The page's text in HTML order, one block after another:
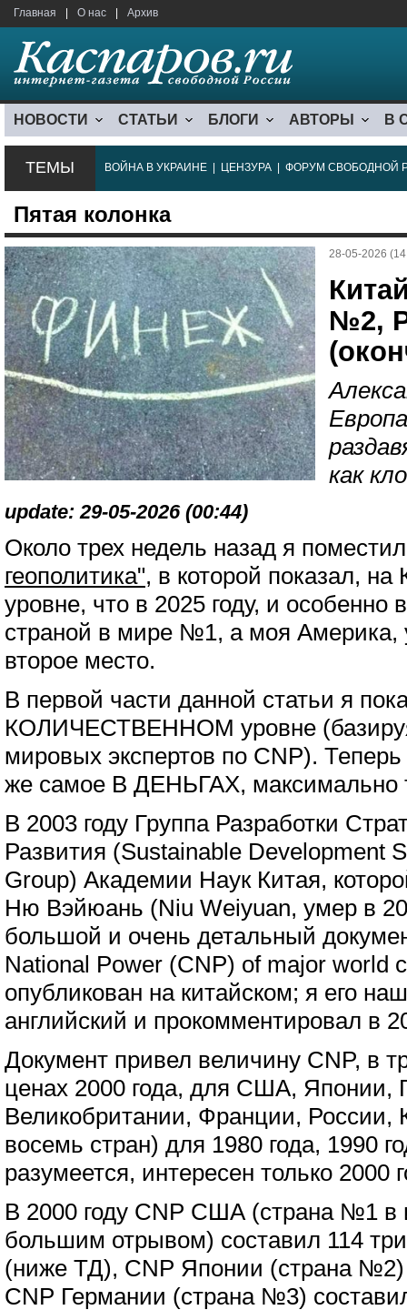
Главная О нас Архив
НОВОСТИ СТАТЬИ БЛОГИ АВТОРЫ В
ТЕМЫ ВОЙНА В УКРАИНЕ ЦЕНЗУРА ФОРУМ СВОБОДНОЙ
Пятая колонка
28-05-2026
№2,
как
update: 29-05-2026 (00:44)
Около трех недель назад я
геополитика", в которой показал,
уровне, что в 2025 году, и особенно
страной в мире №1, а моя Америка,
второе место.
В первой части данной статьи я
КОЛИЧЕСТВЕННОМ уровне
мировых экспертов по CNP).
же самое В ДЕНЬГАХ, максимально
В 2003 году Группа Разработки
Развития (Sustainable Development
Group) Академии Наук Китая,
Ню Вэйюань (Niu Weiyuan, умер в
большой и очень детальный
National Power (CNP) of major world
опубликован на китайском; я его
английский и прокомментировал в
Документ привел величину CNP, в
ценах 2000 года, для США, Японии,
Великобритании, Франции, России,
восемь стран) для 1980 года, 1990
разумеется, интересен только 2000
В 2000 году CNP США (страна №1 в
большим отрывом) составил 114
(ниже ТД), CNP Японии (страна №2)
CNP Германии (страна №3)